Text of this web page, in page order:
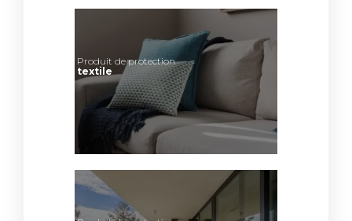
Produit de protection
textile